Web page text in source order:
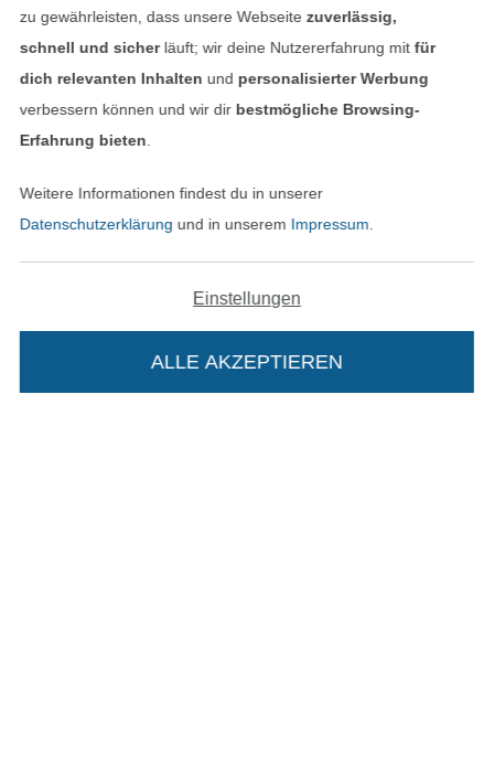
Impressum
Datenschutz
Kontakt
Bestellung widerrufen
In den deutschen Shop wechseln (aktuell
zu gewährleisten, dass unsere Webseite zuverlässig,
schnell und sicherläuft; wir deine Nutzererfahrung mitfür
dich relevanten Inhalten und personalisierter Werbung
verbessern können und wir dir bestmögliche Browsing-
Erfahrung bieten
Weitere Informationen findest du in unserer
Datenschutzerklärung und in unserem Impressum
Einstellungen
ALLE AKZEPTIEREN